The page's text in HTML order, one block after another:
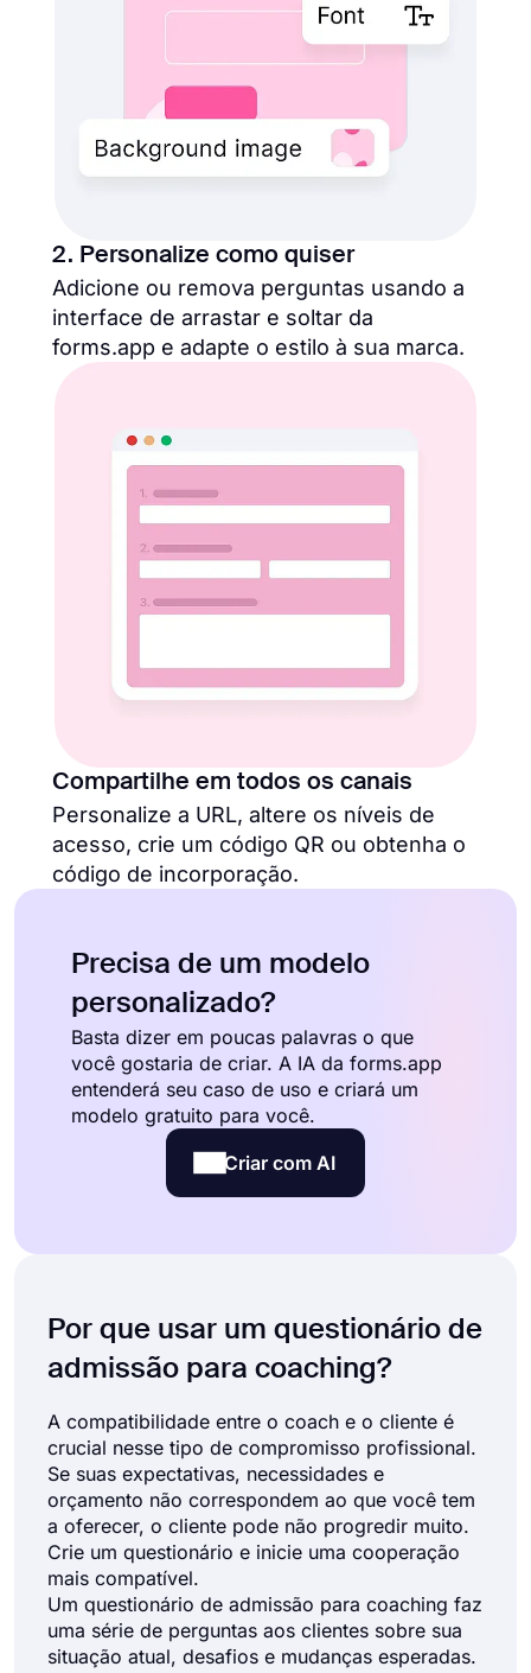
2. Personalize como quiser
Adicione ou remova perguntas usando a
interface de arrastar e soltar da
forms.app e adapte o estilo à sua marca.
Compartilhe em todos os canais
Personalize a URL, altere os níveis de
acesso, crie um código QR ou obtenha o
código de incorporação.
Precisa de um modelo
personalizado?
Basta dizer em poucas palavras o que
você gostaria de criar. A IA da forms.app
entenderá seu caso de uso e criará um
modelo gratuito para você.
Criar com AI
Por que usar um questionário de
admissão para coaching?
A compatibilidade entre o coach e o cliente é
crucial nesse tipo de compromisso profissional.
Se suas expectativas, necessidades e
orçamento não correspondem ao que você tem
a oferecer, o cliente pode não progredir muito.
Crie um questionário e inicie uma cooperação
mais compatível.
Um questionário de admissão para coaching faz
uma série de perguntas aos clientes sobre sua
situação atual, desafios e mudanças esperadas.